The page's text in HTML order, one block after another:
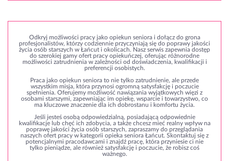
Odkryj możliwości pracy jako opiekun seniora i dołącz do grona
profesjonalistów, którzy codziennie przyczyniają się do poprawy jakości
życia osób starszych w Łańcut i okolicach. Nasz serwis zapewnia dostęp
do szerokiej gamy ofert pracy opiekuńczej, oferując różnorodne
możliwości zatrudnienia w zależności od doświadczenia, kwalifikacji i
preferencji osobistych.
Praca jako opiekun seniora to nie tylko zatrudnienie, ale przede
wszystkim misja, która przynosi ogromną satysfakcję i poczucie
spełnienia. Oferujemy możliwość nawiązania wyjątkowych więzi z
osobami starszymi, zapewniając im opiekę, wsparcie i towarzystwo, co
ma kluczowe znaczenie dla ich dobrostanu i komfortu życia.
Jeśli jesteś osobą odpowiedzialną, posiadającą odpowiednie
kwalifikacje lub chęć ich zdobycia, a także chcesz mieć realny wpływ na
poprawę jakości życia osób starszych, zapraszamy do przeglądania
naszych ofert pracy w kategorii opieka seniora Łańcut. Skontaktuj się z
potencjalnymi pracodawcami i znajdź pracę, która przyniesie ci nie
tylko pieniądze, ale również satysfakcję i poczucie, że robisz coś
ważnego.